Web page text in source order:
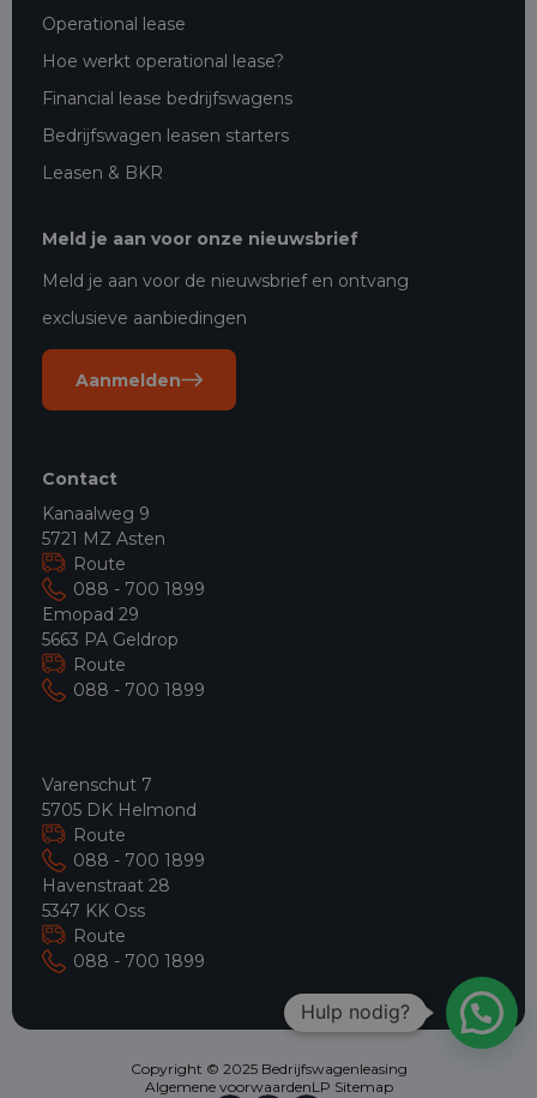
Operational lease
Hoe werkt operational lease?
Financial lease bedrijfswagens
Bedrijfswagen leasen starters
Leasen & BKR
Meld je aan voor onze nieuwsbrief
Meld je aan voor de nieuwsbrief en ontvang
exclusieve aanbiedingen
Aanmelden
Contact
Kanaalweg 9
5721 MZ Asten
Route
088 - 700 1899
Emopad 29
5663 PA Geldrop
Route
088 - 700 1899
Varenschut 7
5705 DK Helmond
Route
088 - 700 1899
Havenstraat 28
5347 KK Oss
Route
088 - 700 1899
Copyright © 2025 Bedrijfswagenleasing
Algemene voorwaardenLP Sitemap
Hulp nodig?